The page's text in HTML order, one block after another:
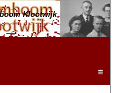
Klootwijk
☰